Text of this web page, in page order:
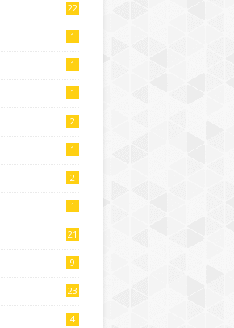
22
1
1
1
2
1
2
1
21
9
23
4